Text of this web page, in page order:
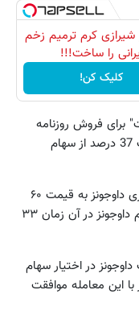
شیرازی کرم ترمیم زخم
را ساخت!!!
کلیک کن!
برای فروش روزنامه
"وال استریت جورنال" است. خانواده بنکرافت 37 درصد از سهام
روپرت مرداک ماه مه امسال خواستار خریداری داوجونز به قیمت ۶۰
دلار به ازای هر سهم شده بود. بهای هر سهم داوجونز در آن زمان ۳۳
شرکت داوجونز در اختیار سهام
این معامله موافقت